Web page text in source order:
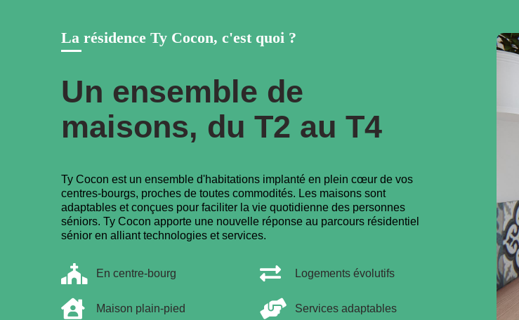
La résidence Ty Cocon, c'est quoi ?
Un ensemble de
maisons, du T2 au T4
Ty Cocon est un ensemble d'habitations implanté en plein cœur de vos
centres-bourgs, proches de toutes commodités. Les maisons sont
adaptables et conçues pour faciliter la vie quotidienne des personnes
séniors. Ty Cocon apporte une nouvelle réponse au parcours résidentiel
sénior en alliant technologies et services.
En centre-bourg
Maison plain-pied
Logements évolutifs
Services adaptables